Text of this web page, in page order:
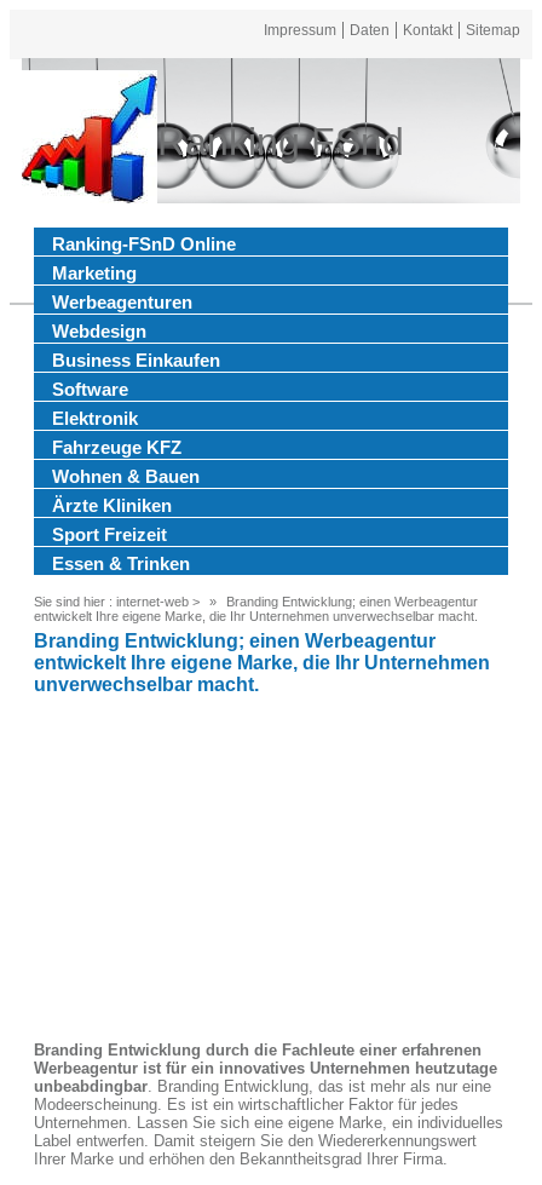
Impressum Daten Kontakt Sitemap
Ranking FSnd
Ranking-FSnD Online
Marketing
Werbeagenturen
Webdesign
Business Einkaufen
Software
Elektronik
Fahrzeuge KFZ
Wohnen & Bauen
Ärzte Kliniken
Sport Freizeit
Essen & Trinken
Sie sind hier : internet-web >
Branding Entwicklung; einen Werbeagentur
entwickelt Ihre eigene Marke, die Ihr Unternehmen unverwechselbar macht.
Branding Entwicklung; einen Werbeagentur
entwickelt Ihre eigene Marke, die Ihr Unternehmen
unverwechselbar macht.
Branding Entwicklung durch die Fachleute einer erfahrenen
Werbeagentur ist für ein innovatives Unternehmen heutzutage
unbeabdingbar. Branding Entwicklung, das ist mehr als nur eine
Modeerscheinung. Es ist ein wirtschaftlicher Faktor für jedes
Unternehmen. Lassen Sie sich eine eigene Marke, ein individuelles
Label entwerfen. Damit steigern Sie den Wiedererkennungswert
Ihrer Marke und erhöhen den Bekanntheitsgrad Ihrer Firma.